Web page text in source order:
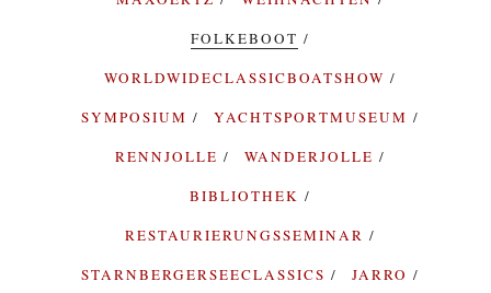
FOLKEBOOT
WORLDWIDECLASSICBOATSHOW
SYMPOSIUM
YACHTSPORTMUSEUM
RENNJOLLE
WANDERJOLLE
BIBLIOTHEK
RESTAURIERUNGSSEMINAR
STARNBERGERSEECLASSICS
JARRO